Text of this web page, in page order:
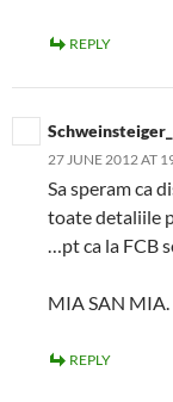
REPLY
27 JUNE 2012 AT
Sa speram ca
toate detaliile
…pt ca la FCB
MIA SAN MIA.
REPLY